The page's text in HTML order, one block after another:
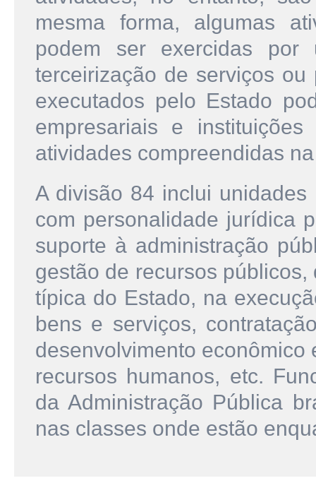
mesma forma, algumas
podem ser exercidas por
terceirização de serviços
executados pelo Estado
empresariais e
atividades compreendidas
A divisão 84 inclui
com personalidade jurídica
suporte à administração
gestão de recursos
típica do Estado, na
bens e serviços,
desenvolvimento econômico
recursos humanos, etc.
da Administração Pública
nas classes onde estão